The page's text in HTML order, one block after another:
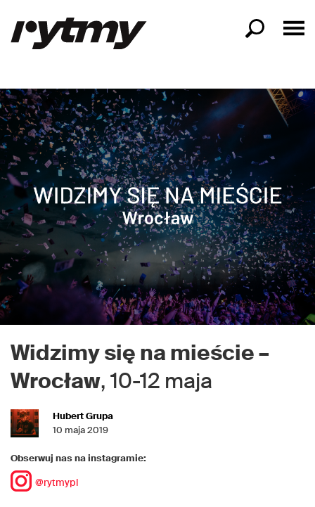
Widzimy się na mieście –
Wrocław, 10-12 maja
Hubert Grupa
10 maja 2019
Obserwuj nas na instagramie:
@rytmypl